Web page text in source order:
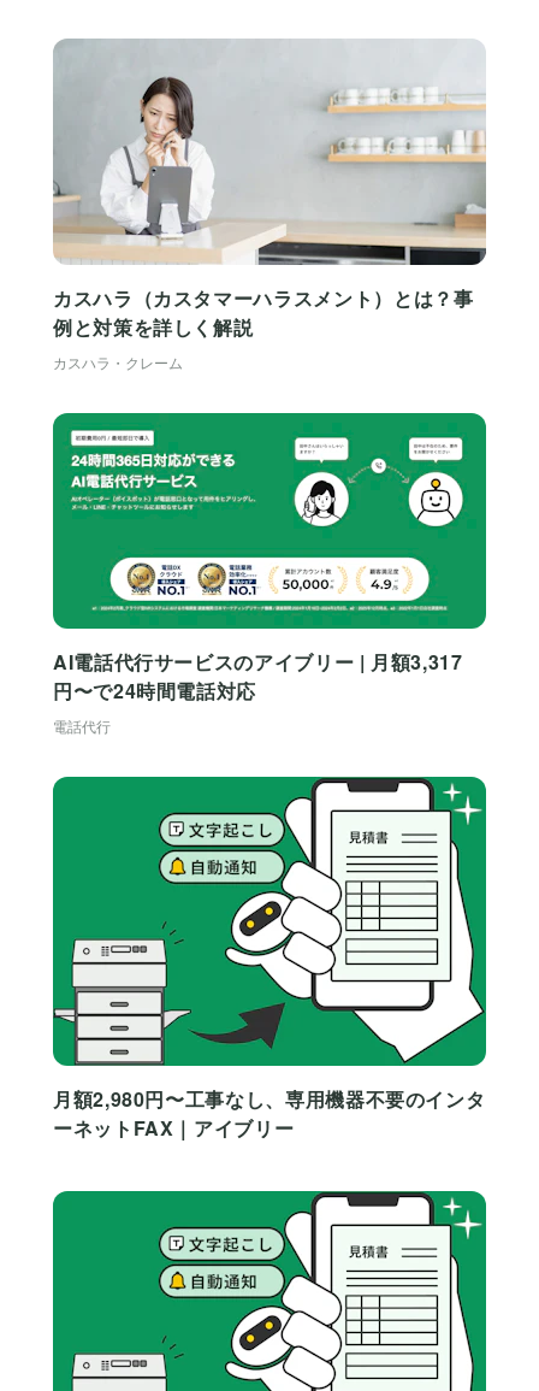
カスハラ（カスタマーハラスメント）とは？事
例と対策を詳しく解説
カスハラ・クレーム
AI電話代行サービスのアイブリー | 月額3,317
円〜で24時間電話対応
電話代行
月額2,980円〜工事なし、専用機器不要のインタ
ーネットFAX｜アイブリー